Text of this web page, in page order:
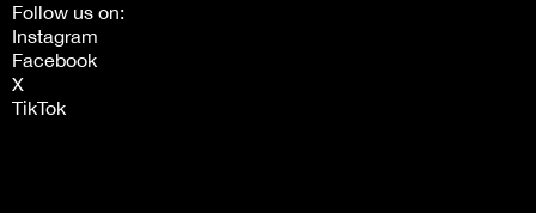
Follow us on:
Instagram
Facebook
X
TikTok